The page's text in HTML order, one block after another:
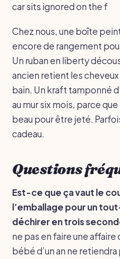
car sits ignored on the f
Chez nous, une boîte
encore de rangement
Un ruban en liberty
ancien retient les
bain. Un kraft tamponné
au mur six mois, parce
beau pour être jeté.
cadeau.
Questions
Est-ce que ça vaut le
l’emballage pour un
déchirer en trois
ne pas en faire une
bébé d’un an ne retiendra